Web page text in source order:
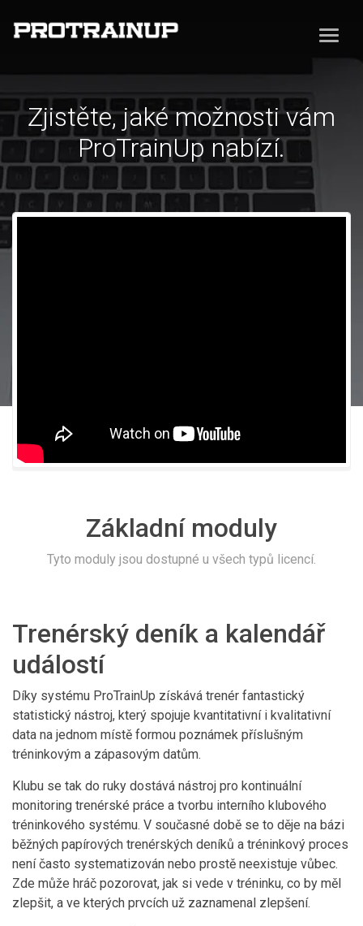
Zjistěte, jaké možnosti vám
ProTrainUp nabízí.
Základní moduly
Tyto moduly jsou dostupné u všech typů licencí.
Trenérský deník a kalendář
událostí
Díky systému ProTrainUp získává trenér fantastický
statistický nástroj, který spojuje kvantitativní i kvalitativní
data na jednom místě formou poznámek příslušným
tréninkovým a zápasovým datům.
Klubu se tak do ruky dostává nástroj pro kontinuální
monitoring trenérské práce a tvorbu interního klubového
tréninkového systému. V současné době se to děje na bázi
běžných papírových trenérských deníků a tréninkový proces
není často systematizován nebo prostě neexistuje vůbec.
Zde může hráč pozorovat, jak si vede v tréninku, co by měl
zlepšit, a ve kterých prvcích už zaznamenal zlepšení.